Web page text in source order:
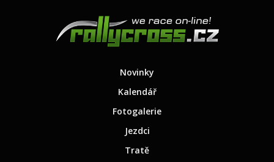
Novinky
Kalendář
Fotogalerie
Jezdci
Tratě